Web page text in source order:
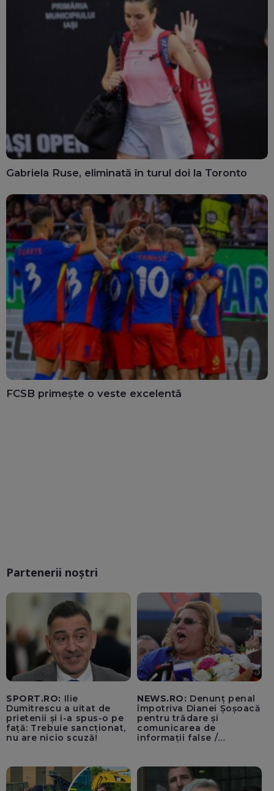
Gabriela Ruse, eliminată în turul doi la Toronto
FCSB primește o veste excelentă
Partenerii noștri
SPORT.RO: Ilie
Dumitrescu a uitat de
prietenii și i-a spus-o pe
față: Trebuie sancționat,
nu are nicio scuză!
NEWS.RO: Denunț penal
împotriva Dianei Șoșoacă
pentru trădare și
comunicarea de
informații false /
Înalta Curte de Casație și
Justiție de Adrian
Băzăvan și Asociația